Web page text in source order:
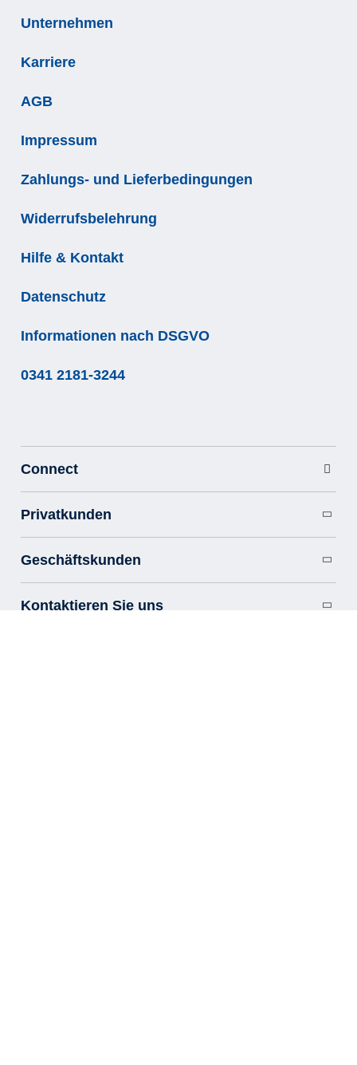
Unternehmen
Karriere
AGB
Impressum
Zahlungs- und Lieferbedingungen
Widerrufsbelehrung
Hilfe & Kontakt
Datenschutz
Informationen nach DSGVO
0341 2181-3244
Connect 
Privatkunden 
Geschäftskunden 
Kontaktieren Sie uns 